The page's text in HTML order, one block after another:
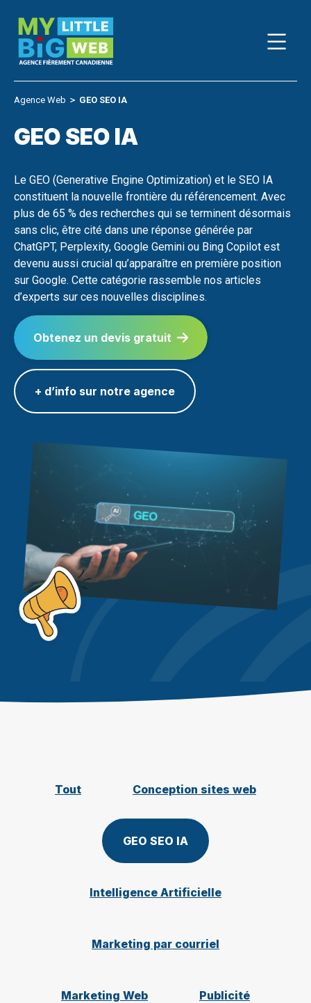
content
Agence Web ＞ GEO SEO IA
GEO SEO IA
Le GEO (Generative Engine Optimization) et le SEO IA
constituent la nouvelle frontière du référencement. Avec
plus de 65 % des recherches qui se terminent désormais
sans clic, être cité dans une réponse générée par
ChatGPT, Perplexity, Google Gemini ou Bing Copilot est
devenu aussi crucial qu’apparaître en première position
sur Google. Cette catégorie rassemble nos articles
d’experts sur ces nouvelles disciplines.
Obtenez un devis gratuit
+ d’info sur notre agence
Tout Conception sites web
GEO SEO IA
Intelligence Artificielle
Marketing par courriel
Marketing Web Publicité